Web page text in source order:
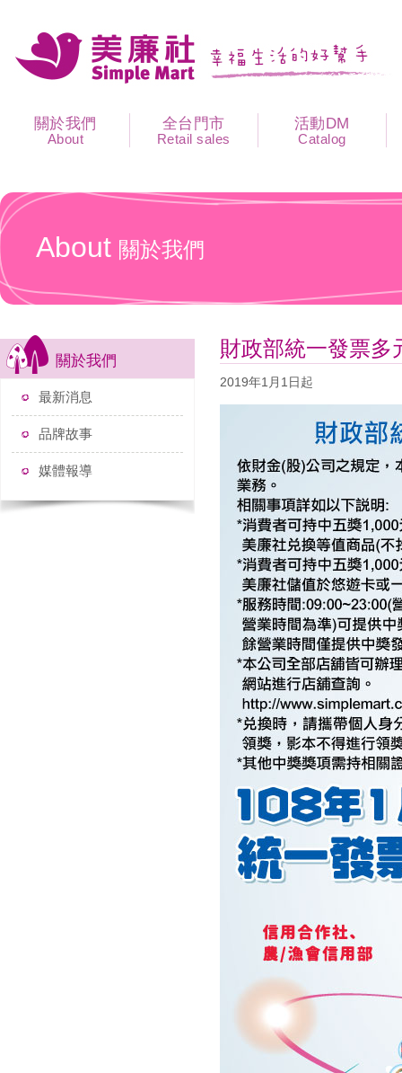
關於我們
About
全台門市
Retail sales
活動DM
Catalog
About 關於我們
關於我們
最新消息
品牌故事
媒體報導
財政部統一發票多
2019年1月1日起